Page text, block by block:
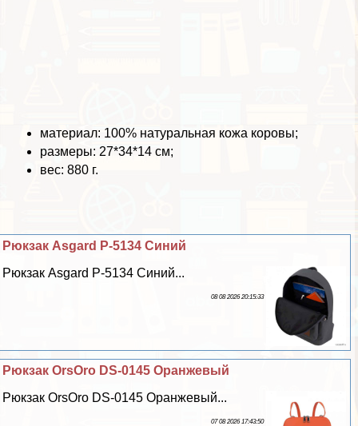
материал: 100% натуральная кожа коровы;
размеры: 27*34*14 см;
вес: 880 г.
Рюкзак Asgard Р-5134 Синий
Рюкзак Asgard Р-5134 Синий...
08 08 2026 20:15:33
Рюкзак OrsOro DS-0145 Оранжевый
Рюкзак OrsOro DS-0145 Оранжевый...
07 08 2026 17:43:50